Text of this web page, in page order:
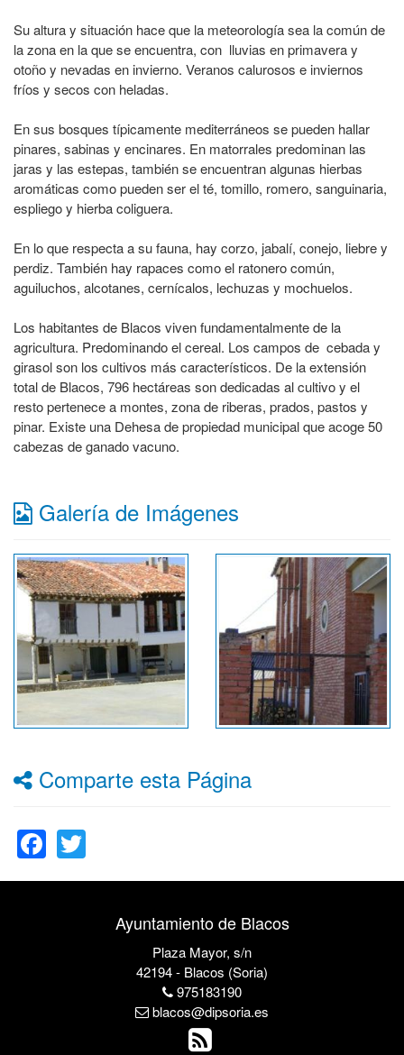
Su altura y situación hace que la meteorología sea la común de
la zona en la que se encuentra, con lluvias en primavera y
otoño y nevadas en invierno. Veranos calurosos e inviernos
fríos y secos con heladas.
En sus bosques típicamente mediterráneos se pueden hallar
pinares, sabinas y encinares. En matorrales predominan las
jaras y las estepas, también se encuentran algunas hierbas
aromáticas como pueden ser el té, tomillo, romero, sanguinaria,
espliego y hierba coliguera.
En lo que respecta a su fauna, hay corzo, jabalí, conejo, liebre y
perdiz. También hay rapaces como el ratonero común,
aguiluchos, alcotanes, cernícalos, lechuzas y mochuelos.
Los habitantes de Blacos viven fundamentalmente de la
agricultura. Predominando el cereal. Los campos de cebada y
girasol son los cultivos más característicos. De la extensión
total de Blacos, 796 hectáreas son dedicadas al cultivo y el
resto pertenece a montes, zona de riberas, prados, pastos y
pinar. Existe una Dehesa de propiedad municipal que acoge 50
cabezas de ganado vacuno.
Galería de Imágenes
Comparte esta Página
Facebook
Ayuntamiento de Blacos
Plaza Mayor, s/n
42194 - Blacos (Soria)
975183190
blacos@dipsoria.es